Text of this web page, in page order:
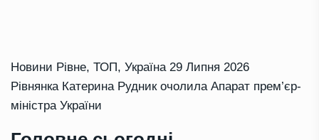
Новини Рівне, ТОП, Україна 29 Липня 2026
Рівнянка Катерина Рудник очолила Апарат прем’єр-
міністра України